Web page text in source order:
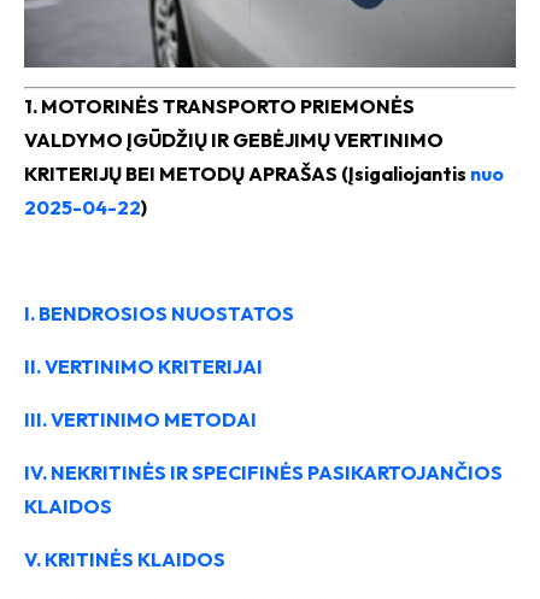
1. MOTORINĖS TRANSPORTO PRIEMONĖS
VALDYMO ĮGŪDŽIŲ IR GEBĖJIMŲ VERTINIMO
KRITERIJŲ BEI METODŲ APRAŠAS (Įsigaliojantis nuo
2025-04-22)
I. BENDROSIOS NUOSTATOS
II.VERTINIMO KRITERIJAI
III.VERTINIMO METODAI
IV. NEKRITINĖS IR SPECIFINĖS PASIKARTOJANČIOS
KLAIDOS
V. KRITINĖS KLAIDOS